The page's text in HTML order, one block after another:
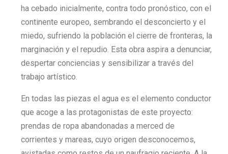
ha cebado inicialmente, contra todo pronóstico, con el
continente europeo, sembrando el desconcierto y el
miedo, sufriendo la población el cierre de fronteras, la
marginación y el repudio. Esta obra aspira a denunciar,
despertar conciencias y sensibilizar a través del
trabajo artístico.
En todas las piezas el agua es el elemento conductor
que acoge a las protagonistas de este proyecto:
prendas de ropa abandonadas a merced de
corrientes y mareas, cuyo origen desconocemos,